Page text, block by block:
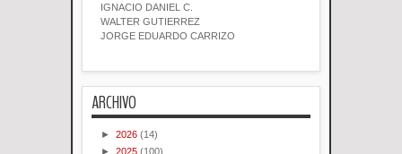
IGNACIO DANIEL C.
WALTER GUTIERREZ
JORGE EDUARDO CARRIZO
ARCHIVO
► 2026 (14)
► 2025 (100)